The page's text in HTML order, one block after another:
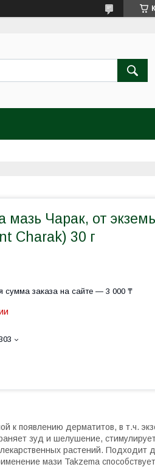
мазь Чарак, от
Charak) 30 г
сумма заказа на сайте — 3 000 ₸
к появлению дерматитов, в т.ч.
зуд и шелушение,
растений. Подходит
мази Takzema